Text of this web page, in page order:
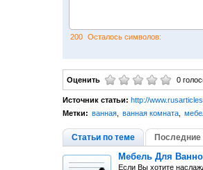
200 Осталось символов:
Оценить 0
Источник статьи: http://
Метки: ванная, ванная комната,
Статьи по теме Последние
Мебель Для
Если Вы хотите